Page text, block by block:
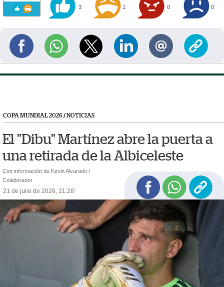
3 1 0 0
COPA MUNDIAL 2026/NOTICIAS
El "Dibu" Martínez abre la puerta a
una retirada de la Albiceleste
Con información de Kevin Alvarado /
Colaborador
21 de julio de 2026, 21:28